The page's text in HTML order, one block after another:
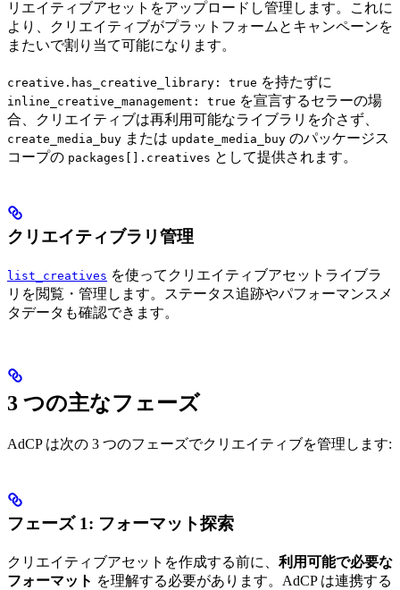
リエイティブアセットをアップロードし管理します。これに
より、クリエイティブがプラットフォームとキャンペーンを
またいで割り当て可能になります。
creative.has_creative_library: true を持たずに
inline_creative_management: true を宣言するセラーの場
合、クリエイティブは再利用可能なライブラリを介さず、
create_media_buy または update_media_buy のパッケージス
コープの packages[].creatives として提供されます。
クリエイティブラリ管理
list_creatives を使ってクリエイティブアセットライブラ
リを閲覧・管理します。ステータス追跡やパフォーマンスメ
タデータも確認できます。
3 つの主なフェーズ
AdCP は次の 3 つのフェーズでクリエイティブを管理します:
フェーズ 1: フォーマット探索
クリエイティブアセットを作成する前に、 利用可能で必要な
フォーマット を理解する必要があります。AdCP は連携する